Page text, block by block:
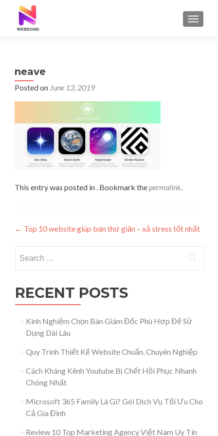
neave
Posted on June 13, 2019
This entry was posted in . Bookmark thepermalink.
Post navigation
← Top 10 website giúp bạn thư giãn – xả stress tốt nhất
RECENT POSTS
Kinh Nghiệm Chọn Bàn Giám Đốc Phù Hợp Để Sử
Dụng Dài Lâu
Quy Trình Thiết Kế Website Chuẩn, Chuyên Nghiệp
Cách Kháng Kênh Youtube Bị Chết Hồi Phục Nhanh
Chóng Nhất
Microsoft 365 Family Là Gì? Gói Dịch Vụ Tối Ưu Cho
Cả Gia Đình
Review 10 Top Marketing Agency Việt Nam Uy Tín